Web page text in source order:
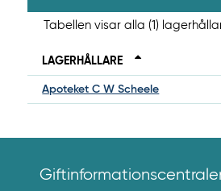
Tabellen visar alla (1)
LAGERHÅLLARE
Apoteket C W Scheele